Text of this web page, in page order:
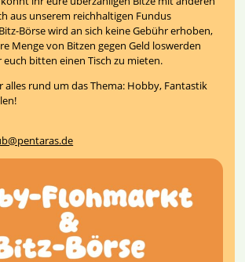
aus unserem reichhaltigen Fundus
Börse wird an sich keine Gebühr erhoben,
Menge von Bitzen gegen Geld loswerden
bitten einen Tisch zu mieten.
rund um das Thema: Hobby, Fantastik